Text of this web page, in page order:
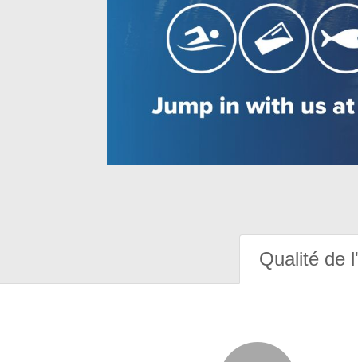
Qualité de